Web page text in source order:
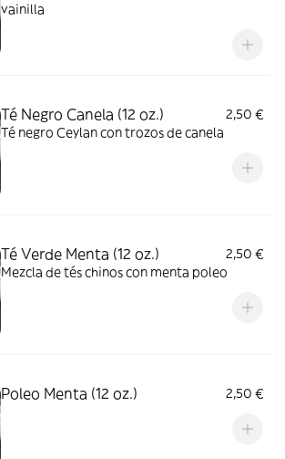
vainilla
Té Negro Canela (12 oz.)
2,50 €
Té negro Ceylan con trozos de canela
Té Verde Menta (12 oz.)
2,50 €
Mezcla de tés chinos con menta poleo
Poleo Menta (12 oz.) 2,50 €